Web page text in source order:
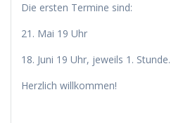
Die ersten Termine sind:
21. Mai 19 Uhr
18. Juni 19 Uhr, jeweils 1. Stunde.
Herzlich willkommen!